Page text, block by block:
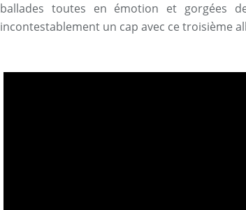
ballades toutes en émotion et gorgées
incontestablement un cap avec ce troisième